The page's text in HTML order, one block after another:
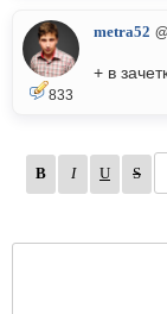
833
metra52
+ в